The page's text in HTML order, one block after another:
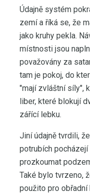
Údajně systém
zemí a říká se, že
jako kruhy pekla.
místnosti jsou
považovány za
tam je pokoj, do
"mají zvláštní síly",
liber, které blokují
zářící lebku.
Jiní údajně tvrdili,
potrubích
prozkoumat
Také bylo tvrzeno,
použito pro